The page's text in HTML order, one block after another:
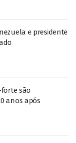
e presidente
são
anos após